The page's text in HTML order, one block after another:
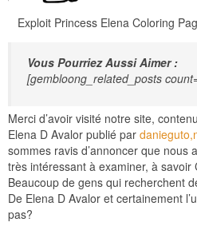
Exploit Princess Elena Coloring
Vous Pourriez Aussi Aimer :
[gembloong_related_posts
Merci d’avoir visité notre site,
Elena D Avalor publié par
sommes ravis d’annoncer que nous
très intéressant à examiner, à savoir
Beaucoup de gens qui recherchent
De Elena D Avalor et certainement
pas?